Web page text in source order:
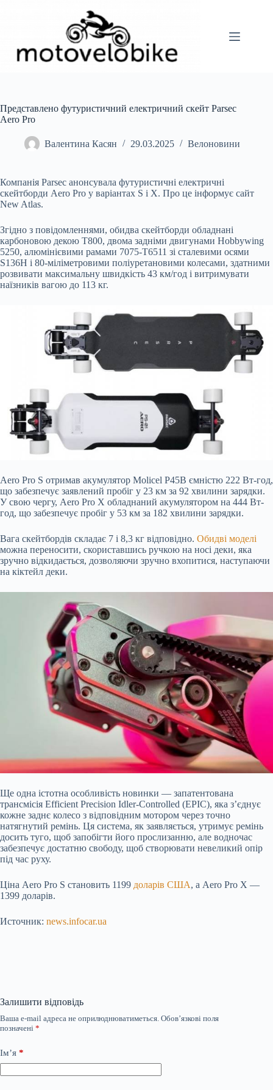
Представлено футуристичний електричний скейт Parsec
Aero Pro
Валентина Касян 29.03.2025 Велоновини
Компанія Parsec анонсувала футуристичні електричні
скейтборди Aero Pro у варіантах S і X. Про це інформує сайт
New Atlas.
Згідно з повідомленнями, обидва скейтборди обладнані
карбоновою декою T800, двома задніми двигунами Hobbywing
5250, алюмінієвими рамами 7075-T6511 зі сталевими осями
S136H і 80-міліметровими поліуретановими колесами, здатними
розвивати максимальну швидкість 43 км/год і витримувати
наїзників вагою до 113 кг.
Aero Pro S отримав акумулятор Molicel P45B ємністю 222 Вт-год,
що забезпечує заявлений пробіг у 23 км за 92 хвилини зарядки.
У свою чергу, Aero Pro X обладнаний акумулятором на 444 Вт-
год, що забезпечує пробіг у 53 км за 182 хвилини зарядки.
Вага скейтбордів складає 7 і 8,3 кг відповідно. Обидві моделі
можна переносити, скориставшись ручкою на носі деки, яка
зручно відкидається, дозволяючи зручно вхопитися, наступаючи
на кіктейл деки.
Ще одна істотна особливість новинки — запатентована
трансмісія Efficient Precision Idler-Controlled (EPIC), яка з’єднує
кожне заднє колесо з відповідним мотором через точно
натягнутий ремінь. Ця система, як заявляється, утримує ремінь
досить туго, щоб запобігти його прослизанню, але водночас
забезпечує достатню свободу, щоб створювати невеликий опір
під час руху.
Ціна Aero Pro S становить 1199 доларів США, а Aero Pro X —
1399 доларів.
Источник: news.infocar.ua
Залишити відповідь
Ваша e-mail адреса не оприлюднюватиметься. Обов’язкові поля
позначені *
Ім’я *